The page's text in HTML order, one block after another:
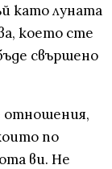
като луната
което сте
свършено
отношения,
по
ви. Не